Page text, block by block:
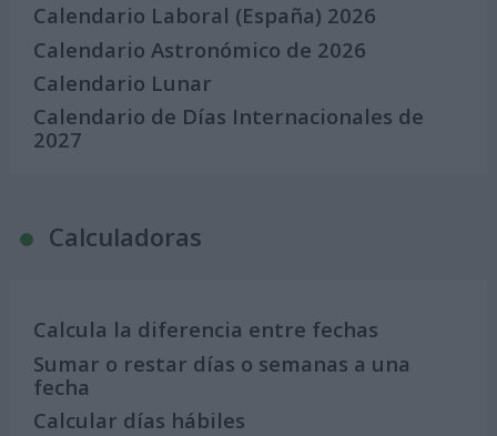
Calendario Laboral (España) 2026
Calendario Astronómico de 2026
Calendario Lunar
Calendario de Días Internacionales de
2027
Calculadoras
Calcula la diferencia entre fechas
Sumar o restar días o semanas a una
fecha
Calcular días hábiles